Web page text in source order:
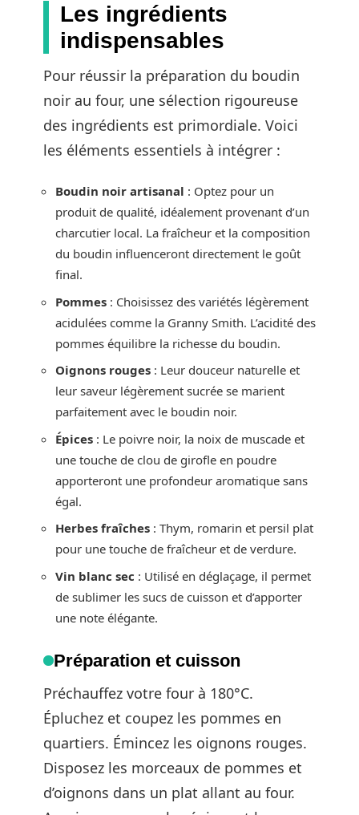
Les ingrédients
indispensables
Pour réussir la préparation du boudin
noir au four, une sélection rigoureuse
des ingrédients est primordiale. Voici
les éléments essentiels à intégrer :
Boudin noir artisanal : Optez pour un
produit de qualité, idéalement provenant d’un
charcutier local. La fraîcheur et la composition
du boudin influenceront directement le goût
final.
Pommes : Choisissez des variétés légèrement
acidulées comme la Granny Smith. L’acidité des
pommes équilibre la richesse du boudin.
Oignons rouges : Leur douceur naturelle et
leur saveur légèrement sucrée se marient
parfaitement avec le boudin noir.
Épices : Le poivre noir, la noix de muscade et
une touche de clou de girofle en poudre
apporteront une profondeur aromatique sans
égal.
Herbes fraîches : Thym, romarin et persil plat
pour une touche de fraîcheur et de verdure.
Vin blanc sec : Utilisé en déglaçage, il permet
de sublimer les sucs de cuisson et d’apporter
une note élégante.
Préparation et cuisson
Préchauffez votre four à 180°C.
Épluchez et coupez les pommes en
quartiers. Émincez les oignons rouges.
Disposez les morceaux de pommes et
d’oignons dans un plat allant au four.